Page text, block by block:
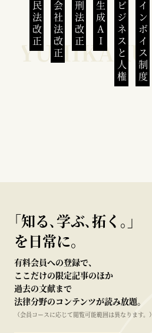
民法改正 会社法改正 刑法改正 生成AI ビジネスと人権インボイス制度
｢知る､学ぶ､拓く｡｣
を日常に。
有料会員への登録で、
ここだけの限定記事のほか
過去の文献まで
法律分野のコンテンツが読み放題。
（会員コースに応じて閲覧可能範囲は異なります。）